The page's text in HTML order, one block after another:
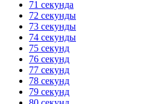
71 секунда
72 секунды
73 секунды
74 секунды
75 секунд
76 секунд
77 секунд
78 секунд
79 секунд